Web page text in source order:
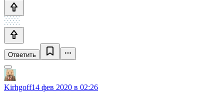
Ответить
Kirhgoff14 фев 2020 в 02:26